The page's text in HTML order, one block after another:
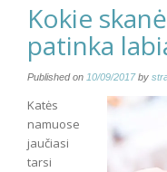
Kokie
patinka
Published on 10/09/2017by
Katės
namuose
jaučiasi
tarsi